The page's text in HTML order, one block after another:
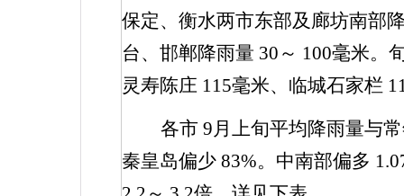
保定、衡水两市东部及廊坊南部
台、邯郸降雨量 30 ～ 100毫米。
灵寿陈庄 115毫米、临城石家栏
各市 9月上旬平均降雨量与
秦皇岛偏少 83%。中南部偏多